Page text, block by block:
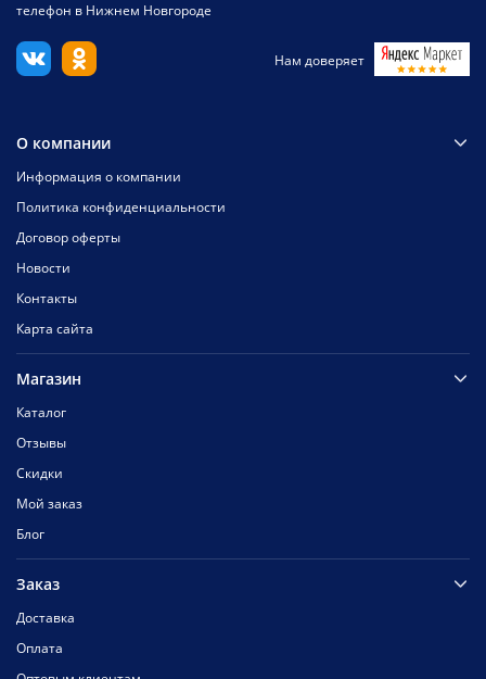
телефон в Нижнем Новгороде
Нам доверяет
О компании
Информация о компании
Политика конфиденциальности
Договор оферты
Новости
Контакты
Карта сайта
Магазин
Каталог
Отзывы
Скидки
Мой заказ
Блог
Заказ
Доставка
Оплата